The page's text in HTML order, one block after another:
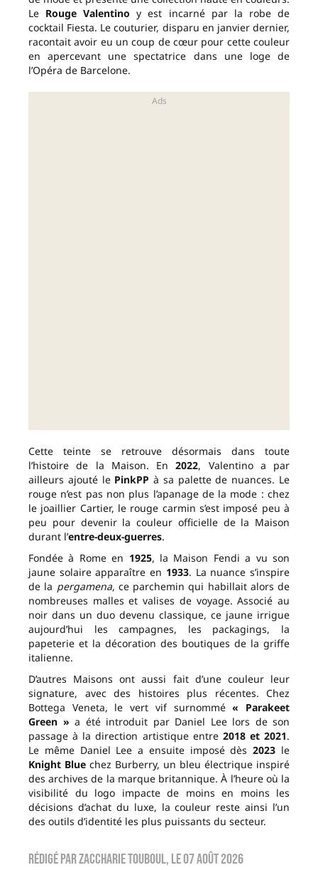
Le Rouge Valentino y est incarné par la robe de
cocktail Fiesta. Le couturier, disparu en janvier dernier,
racontait avoir eu un coup de cœur pour cette couleur
en apercevant une spectatrice dans une loge de
l’Opéra de Barcelone.
Cette teinte se retrouve désormais dans toute
l’histoire de la Maison. En2022, Valentino a par
ailleurs ajouté le PinkPP à sa palette de nuances. Le
rouge n’est pas non plus l’apanage de la mode : chez
le joaillier Cartier, le rouge carmin s’est imposé peu à
peu pour devenir la couleur officielle de la Maison
durant l’entre-deux-guerres.
Fondée à Rome en 1925, la Maison Fendi a vu son
jaune solaire apparaître en 1933. La nuance s’inspire
de la pergamena, ce parchemin qui habillait alors de
nombreuses malles et valises de voyage. Associé au
noir dans un duo devenu classique, ce jaune irrigue
aujourd’hui les campagnes, les packagings, la
papeterie et la décoration des boutiques de la griffe
italienne.
D’autres Maisons ont aussi fait d’une couleur leur
signature, avec des histoires plus récentes. Chez
Bottega Veneta, le vert vif surnommé« Parakeet
Green » a été introduit par Daniel Lee lors de son
passage à la direction artistique entre 2018 et 2021.
Le même Daniel Lee a ensuite imposé dès2023 le
Knight Blue chez Burberry, un bleu électrique inspiré
des archives de la marque britannique. À l’heure où la
visibilité du logo impacte de moins en moins les
décisions d’achat du luxe, la couleur reste ainsi l’un
des outils d’identité les plus puissants du secteur.
Rédigé parzaccharie touboul, le07 août 2026